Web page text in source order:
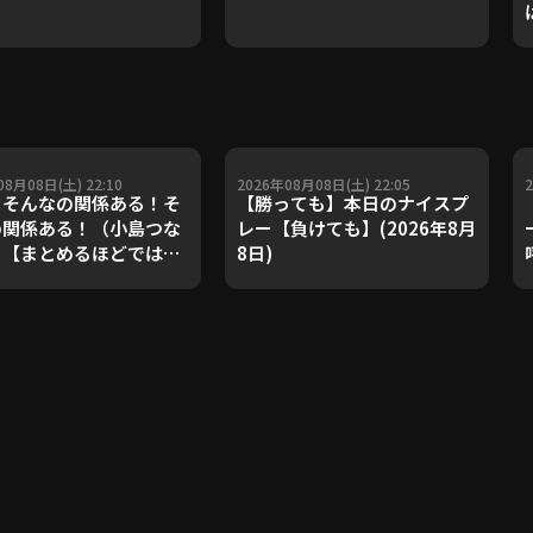
月08日(土) 22:10
んなの関係ある！そ
係ある！（小島つな
まとめるほどではな
2026年08月08日(土) 22:05
【勝っても】本日のナイスプ
レー【負けても】(2026年8月
8日)